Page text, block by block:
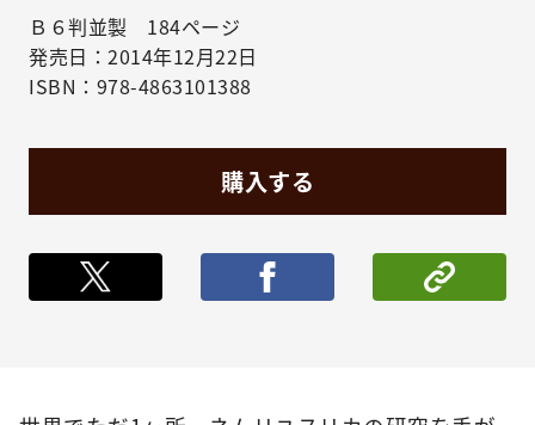
Ｂ６判並製 184ページ
発売日：2014年12月22日
ISBN：978-4863101388
購入する
ポストする シェア